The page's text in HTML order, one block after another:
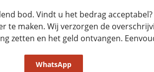
bod. Vindt u het bedrag
te maken. Wij verzorgen de
zetten en het geld ontvangen.
WhatsApp